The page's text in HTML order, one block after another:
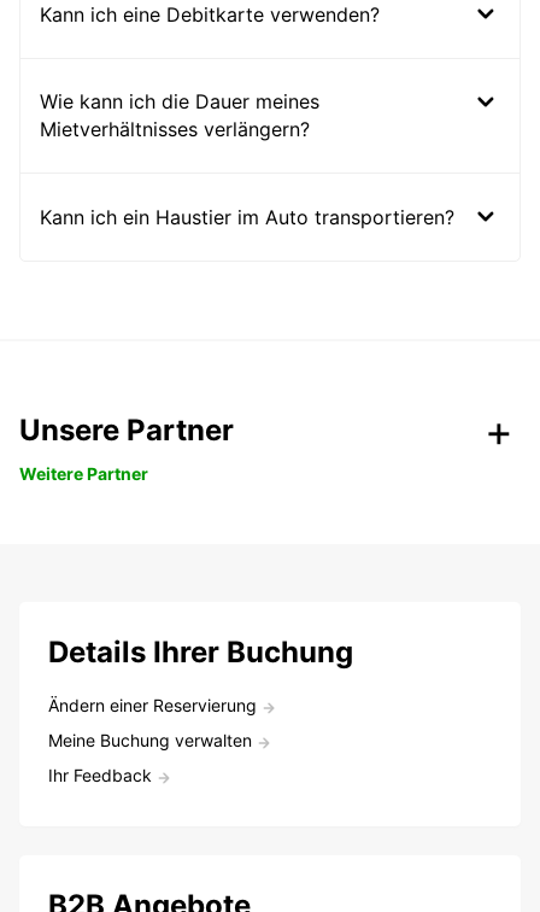
Kann ich eine Debitkarte verwenden?
Wie kann ich die Dauer meines
Mietverhältnisses verlängern?
Kann ich ein Haustier im Auto transportieren?
Unsere Partner
Weitere Partner
Details Ihrer Buchung
Ändern einer Reservierung
Meine Buchung verwalten
Ihr Feedback